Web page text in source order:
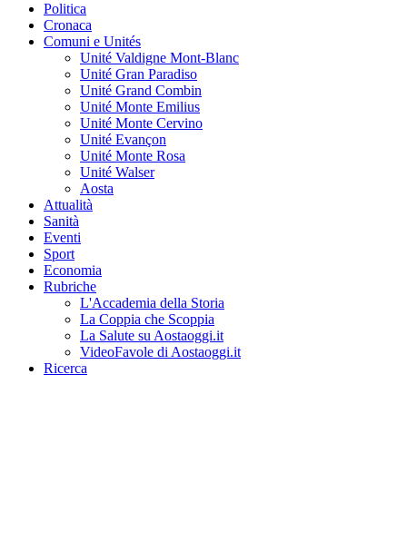
Politica
Cronaca
Comuni e Unités
Unité Valdigne Mont-Blanc
Unité Gran Paradiso
Unité Grand Combin
Unité Monte Emilius
Unité Monte Cervino
Unité Evançon
Unité Monte Rosa
Unité Walser
Aosta
Attualità
Sanità
Eventi
Sport
Economia
Rubriche
L'Accademia della Storia
La Coppia che Scoppia
La Salute su Aostaoggi.it
VideoFavole di Aostaoggi.it
Ricerca